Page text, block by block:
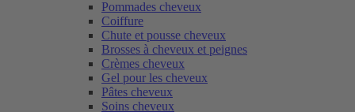
Pommades cheveux
Coiffure
Chute et pousse cheveux
Brosses à cheveux et peignes
Crèmes cheveux
Gel pour les cheveux
Pâtes cheveux
Soins cheveux